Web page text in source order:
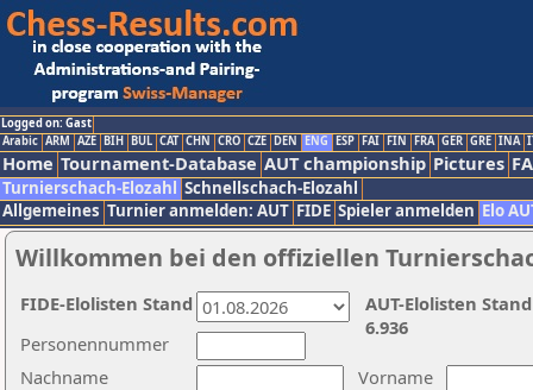
Logged on: Gast
Arabic ARM AZE BIH BUL CAT CHN CRO CZE DEN ENG ESP FAI FIN FRA GER GRE INA
Home Tournament-Database AUT championship Pictures
Turnierschach-Elozahl Schnellschach-Elozahl
Allgemeines Turnier anmelden: AUT FIDE Spieler anmelden Elo
Willkommen bei den offiziellen
Nachname
Vorname
Personennummer
AUT-Elolisten
6.936
FIDE-Elolisten Stand